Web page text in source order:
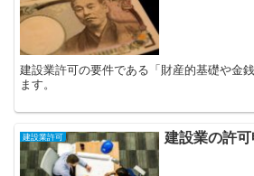
建設業許可の要件である「財産的基礎や金
ます。
建設業許可 建設業の許